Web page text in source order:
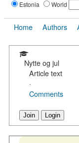
Estonia World
Home Authors
Nytte og jul
Article text
·
Comments
Join Login